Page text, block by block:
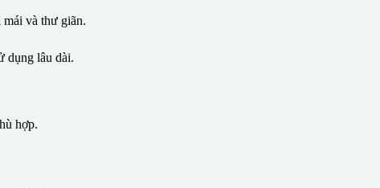
mái và thư giãn.
dụng lâu dài.
hợp.